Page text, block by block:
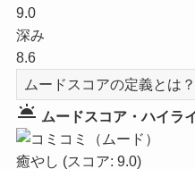
9.0
深み
8.6
ムードスコアの定義とは？
wb_twilight ムードスコア・ハイラ
癒やし (スコア: 9.0)